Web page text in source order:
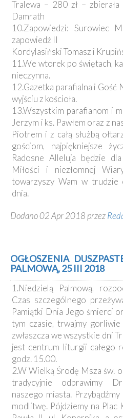
Tralewa – 280 zł – zbierała
Damrath
10.Zapowiedzi: Surowiec
zapowiedź II
Kordylasiński Tomasz i
11.We wtorek po świętach,
nieczynna.
12.Gazetka parafialna i Gość
wyjściu z kościoła.
13.Wszystkim parafianom i
Jerzym i ks. Pawłem oraz z
Piotrem i z całą służbą
gościom, najpiękniejsze
Radosne Alleluja będzie
Miłości i niezłomnej
towarzyszy Wam w trudzie
dnia.
Dodano 02 Apr 2018 przez
OGŁOSZENIA
PALMOWĄ, 25 III 2018
1.Niedzielą Palmową,
Czas szczególnego
Pamiątki Dnia Jego śmierci
tym czasie, trwajmy
zwłaszcza we wszystkie dni
jest centrum liturgii całego
godz. 15.00.
2.W Wielką Środę Msza św.
tradycyjnie odprawimy
naszego miasta.
modlitwę. Pójdziemy na Plac